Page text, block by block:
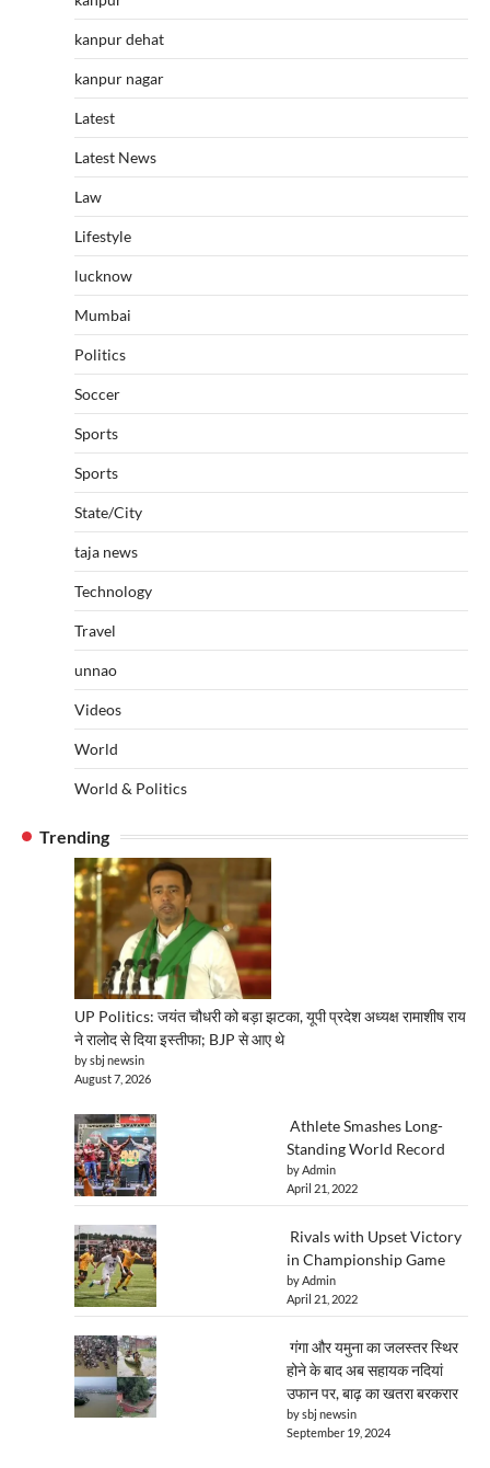
kanpur dehat
kanpur nagar
Latest
Latest News
Law
Lifestyle
lucknow
Mumbai
Politics
Soccer
Sports
Sports
State/City
taja news
Technology
Travel
unnao
Videos
World
World & Politics
Trending
UP Politics: जयंत चौधरी को बड़ा झटका, यूपी प्रदेश अध्यक्ष रामाशीष राय
ने रालोद से दिया इस्तीफा; BJP से आए थे
by sbj newsin
August 7, 2026
Athlete Smashes Long-
Standing World Record
by Admin
April 21, 2022
Rivals with Upset Victory
in Championship Game
by Admin
April 21, 2022
गंगा और यमुना का जलस्तर स्थिर
होने के बाद अब सहायक नदियां
उफान पर, बाढ़ का खतरा बरकरार
by sbj newsin
September 19, 2024